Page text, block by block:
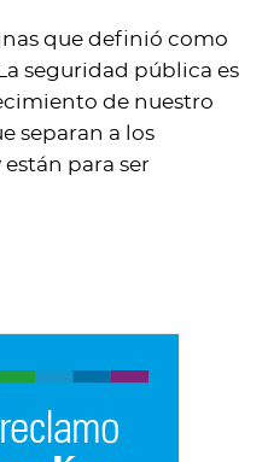
que definió como
seguridad pública es
de nuestro
separan a los
están para ser